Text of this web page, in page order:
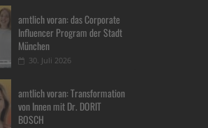
amtlich voran: das Corporate
Influencer Program der Stadt
München
30. Juli 2026
amtlich voran: Transformation
von Innen mit Dr. DORIT
BOSCH